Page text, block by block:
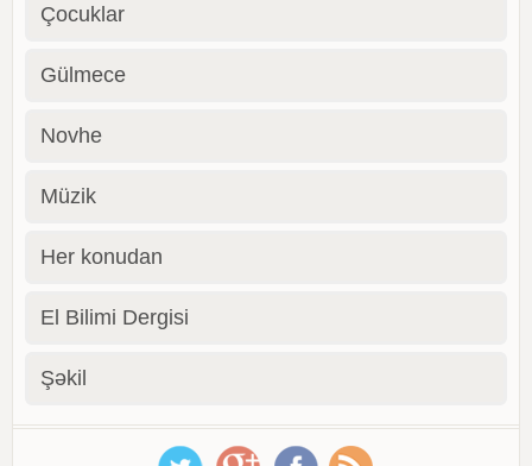
Çocuklar
Gülmece
Novhe
Müzik
Her konudan
El Bilimi Dergisi
Şəkil